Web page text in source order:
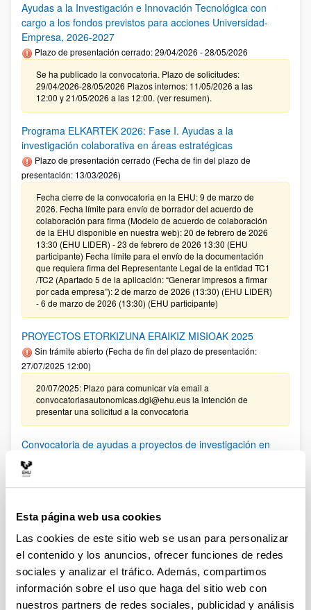
Esta página web usa cookies
Las cookies de este sitio web se usan para personalizar
el contenido y los anuncios, ofrecer funciones de redes
sociales y analizar el tráfico. Además, compartimos
información sobre el uso que haga del sitio web con
nuestros partners de redes sociales, publicidad y análisis
Ayudas a la Investigación e Innovación Tecnológica con
cargo a los fondos previstos para acciones Universidad-
Empresa, 2026-2027
Plazo de presentación cerrado: 29/04/2026 - 28/05/2026
Se ha publicado la convocatoria. Plazo de solicitudes:
29/04/2026-28/05/2026 Plazos internos: 11/05/2026 a las
12:00 y 21/05/2026 a las 12:00. (ver resumen).
Programa ELKARTEK 2026: Fase I. Ayudas a la
investigación colaborativa en áreas estratégicas
Plazo de presentación cerrado (Fecha de fin del plazo de
presentación: 13/03/2026)
Fecha cierre de la convocatoria en la EHU: 9 de marzo de
2026. Fecha límite para envío de borrador del acuerdo de
colaboración para firma (Modelo de acuerdo de colaboración
de la EHU disponible en nuestra web): 20 de febrero de 2026
13:30 (EHU LIDER) - 23 de febrero de 2026 13:30 (EHU
participante) Fecha límite para el envío de la documentación
que requiera firma del Representante Legal de la entidad TC1
/TC2 (Apartado 5 de la aplicación: “Generar impresos a firmar
por cada empresa”): 2 de marzo de 2026 (13:30) (EHU LIDER)
- 6 de marzo de 2026 (13:30) (EHU participante)
PROYECTOS ETORKIZUNA ERAIKIZ MISIOAK 2025
Sin trámite abierto (Fecha de fin del plazo de presentación:
27/07/2025 12:00)
20/07/2025: Plazo para comunicar vía email a
convocatoriasautonomicas.dgi@ehu.eus la intención de
presentar una solicitud a la convocatoria
Convocatoria de ayudas a proyectos de investigación en
enfermedades cardiovasculares de la Fundación Vasca de
Innovación e Investigación Sanitarias, Bioef
Plazo de presentación cerrado: 06/11/2025 - 09/12/2025
Plazo interno EHU envío documentación: hasta el 28/11/2025
Convocatoria de ayudas a proyectos de investigación y
desarrollo en salud 2025
Plazo de presentación cerrado: 15/08/2025 - 15/09/2025
14/08/2025 - Plazo para enviar el Anexo II-B Equipo
investigador del Agente solicitante finaliza el 27 de agosto.